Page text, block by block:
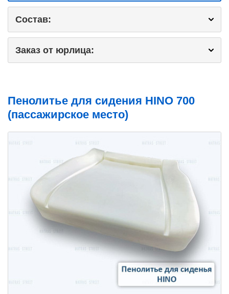
Состав:
Заказ от юрлица:
Пенолитье для сидения HINO 700
(пассажирское место)